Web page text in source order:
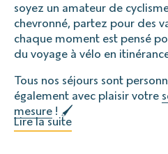
soyez un amateur de
chevronné, partez pour des
chaque moment est pensé
du voyage à vélo en
Tous nos séjours sont
également avec plaisir votre
mesure ! 🖌
Lire la suite